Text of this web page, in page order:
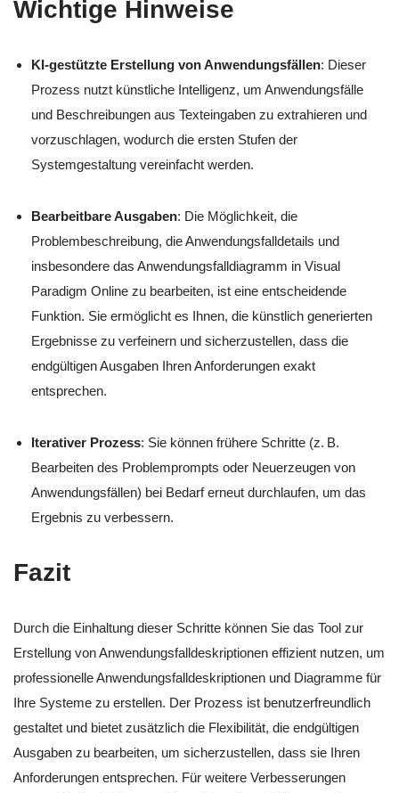
Wichtige Hinweise
KI-gestützte Erstellung von Anwendungsfällen: Dieser
Prozess nutzt künstliche Intelligenz, um Anwendungsfälle
und Beschreibungen aus Texteingaben zu extrahieren und
vorzuschlagen, wodurch die ersten Stufen der
Systemgestaltung vereinfacht werden.
Bearbeitbare Ausgaben: Die Möglichkeit, die
Problembeschreibung, die Anwendungsfalldetails und
insbesondere das Anwendungsfalldiagramm in Visual
Paradigm Online zu bearbeiten, ist eine entscheidende
Funktion. Sie ermöglicht es Ihnen, die künstlich generierten
Ergebnisse zu verfeinern und sicherzustellen, dass die
endgültigen Ausgaben Ihren Anforderungen exakt
entsprechen.
Iterativer Prozess: Sie können frühere Schritte (z. B.
Bearbeiten des Problemprompts oder Neuerzeugen von
Anwendungsfällen) bei Bedarf erneut durchlaufen, um das
Ergebnis zu verbessern.
Fazit
Durch die Einhaltung dieser Schritte können Sie das Tool zur
Erstellung von Anwendungsfalldeskriptionen effizient nutzen, um
professionelle Anwendungsfalldeskriptionen und Diagramme für
Ihre Systeme zu erstellen. Der Prozess ist benutzerfreundlich
gestaltet und bietet zusätzlich die Flexibilität, die endgültigen
Ausgaben zu bearbeiten, um sicherzustellen, dass sie Ihren
Anforderungen entsprechen. Für weitere Verbesserungen